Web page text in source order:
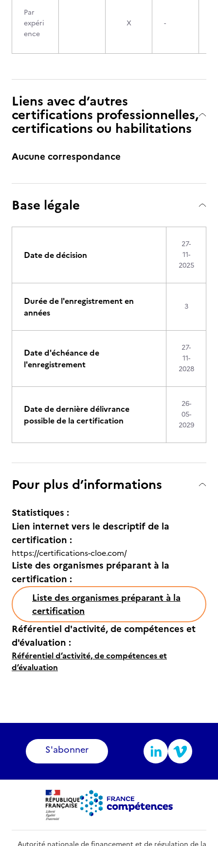
Par
expéri
ence
X -
Liens avec d’autres
certifications professionnelles,
certifications ou habilitations
Aucune correspondance
Base légale
Date de décision
27-
11-
2025
Durée de l'enregistrement en
années
3
Date d'échéance de
l'enregistrement
27-
11-
2028
Date de dernière délivrance
possible de la certification
26-
05-
2029
Pour plus d’informations
Statistiques :
Lien internet vers le descriptif de la
certification :
https://certifications-cloe.com/
Liste des organismes préparant à la
certification :
Liste des organismes préparant à la
certification
Référentiel d'activité, de compétences et
d'évaluation :
Référentiel d’activité, de compétences et
d’évaluation
S'abonner